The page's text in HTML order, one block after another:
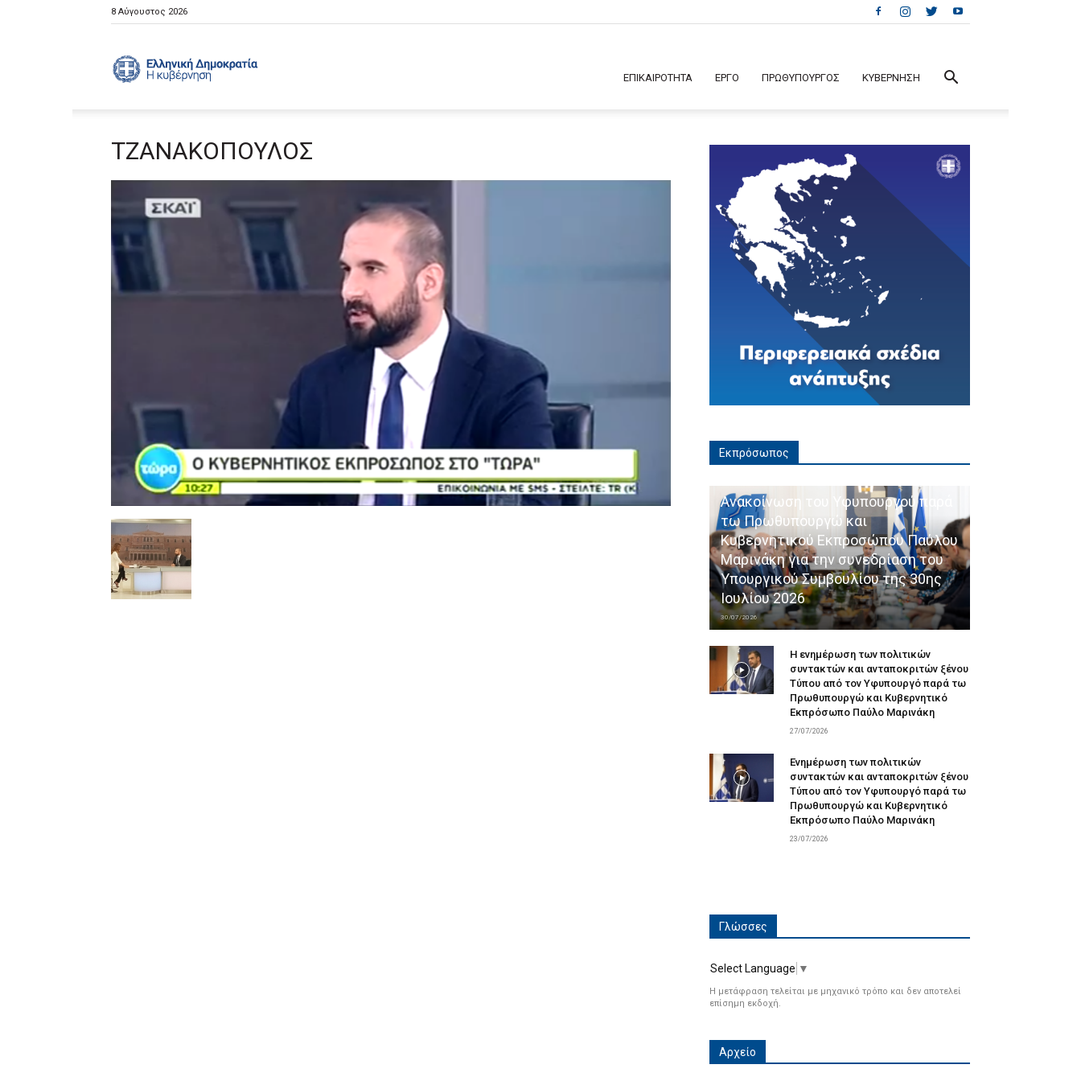
8 Αύγουστος 2026
Κυβέρνηση
ΕΠΙΚΑΙΡΟΤΗΤΑ ΕΡΓΟ ΠΡΩΘΥΠΟΥΡΓΟΣ ΚΥΒΕΡΝΗΣΗ
ΤΖΑΝΑΚΟΠΟΥΛΟΣ
Εκπρόσωπος
Ανακοίνωση του Υφυπουργού παρά
τω Πρωθυπουργώ και
Κυβερνητικού Εκπροσώπου Παύλου
Μαρινάκη για την συνεδρίαση του
Υπουργικού Συμβουλίου της 30ης
Ιουλίου 2026
30/07/2026
Η ενημέρωση των πολιτικών
συντακτών και ανταποκριτών ξένου
Τύπου από τον Υφυπουργό παρά τω
Πρωθυπουργώ και Κυβερνητικό
Εκπρόσωπο Παύλο Μαρινάκη
27/07/2026
Ενημέρωση των πολιτικών
συντακτών και ανταποκριτών ξένου
Τύπου από τον Υφυπουργό παρά τω
Πρωθυπουργώ και Κυβερνητικό
Εκπρόσωπο Παύλο Μαρινάκη
23/07/2026
Γλώσσες
Select Language ▼
Η μετάφραση τελείται με μηχανικό τρόπο και δεν αποτελεί
επίσημη εκδοχή.
Αρχείο